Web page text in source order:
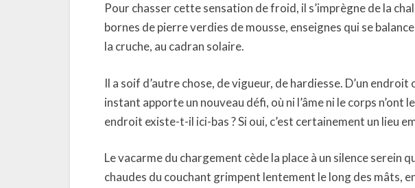
Pour chasser cette sensation de froid, il s’imprègne de la
bornes de pierre verdies de mousse, enseignes qui se
la cruche, au cadran solaire.
Il a soif d’autre chose, de vigueur, de hardiesse. D’un
instant apporte un nouveau défi, où ni l’âme ni le corps n’ont
endroit existe-t-il ici-bas ? Si oui, c’est certainement un lieu
Le vacarme du chargement cède la place à un silence serein
chaudes du couchant grimpent lentement le long des mâts,